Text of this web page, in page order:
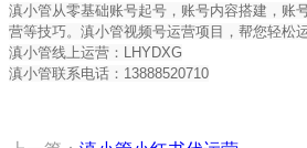
滇小管从零基础账号起号，账号内容搭建，账
营等技巧。滇小管视频号运营项目，帮您轻松
滇小管线上运营：LHYDXG
滇小管联系电话：13888520710